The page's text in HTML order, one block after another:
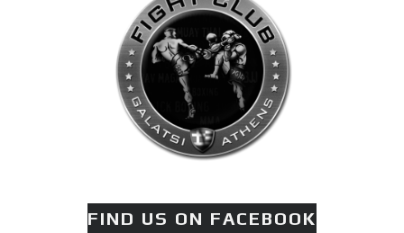
πραγματοποιήθηκε το
κλειστό σεμινάριο
Brazilian Jiu-Jitsu με τον
Grand Master Reyson
Gracie στο Fight Club
Κορυφαίος
FIND US ON FACEBOOK